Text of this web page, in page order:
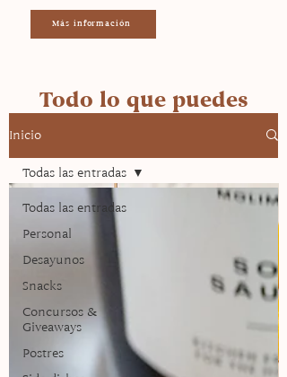
Más información
Todo lo que puedes
encontrar en la página
Inicio
Todas las entradas
Personal
Desayunos
Snacks
Concursos &
Giveaways
Postres
Todas las entradas